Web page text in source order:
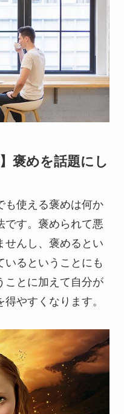
褒めを話題にし
も使える褒めは何か
です。褒められて悪
せんし、褒めるとい
いるということにも
ことに加えて自分が
やすくなります。